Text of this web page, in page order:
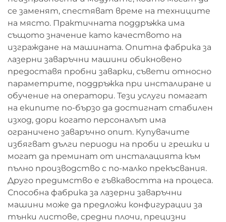
се заменят, спестяват време на техниците
на място. Практичната поддръжка има
същото значение като качеството на
изграждане на машината. Опитна фабрика за
лазерни заваръчни машини обикновено
предоставя пробни заварки, съвети относно
параметрите, поддръжка при инсталиране и
обучение на оператори. Тези услуги помагат
на екипите по-бързо да достигнат стабилен
изход, дори когато персоналът има
ограничено заваръчно опит. Купувачите
избягват дълги периоди на проби и грешки и
могат да преминат от инсталацията към
пълно производство с по-малко прекъсвания.
Друго предимство е гъвкавостта на процеса.
Способна фабрика за лазерни заваръчни
машини може да предложи конфигурации за
тънки листове, средни плочи, прецизни